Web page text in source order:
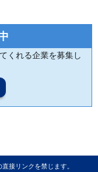
くれる企業を募集し
接リンクを禁じます。